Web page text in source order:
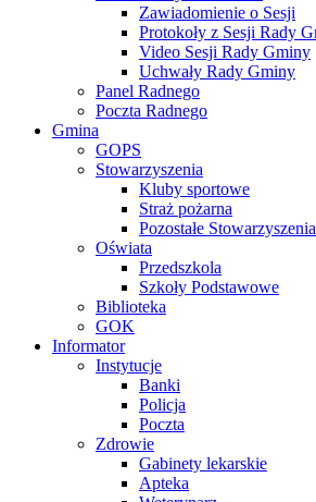
Zawiadomienie o Sesji
Protokoły z Sesji Rady
Video Sesji Rady Gminy
Uchwały Rady Gminy
Panel Radnego
Poczta Radnego
Gmina
GOPS
Stowarzyszenia
Kluby sportowe
Straż pożarna
Pozostałe Stowarzyszenia
Oświata
Przedszkola
Szkoły Podstawowe
Biblioteka
GOK
Informator
Instytucje
Banki
Policja
Poczta
Zdrowie
Gabinety lekarskie
Apteka